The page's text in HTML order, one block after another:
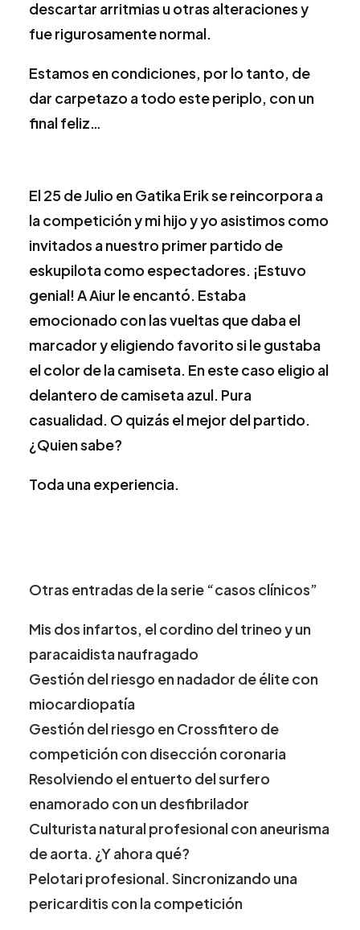
descartar arritmias u otras alteraciones y
fue rigurosamente normal.
Estamos en condiciones, por lo tanto, de
dar carpetazo a todo este periplo, con un
final feliz…
El 25 de Julio en Gatika Erik se reincorpora a
la competición y mi hijo y yo asistimos como
invitados a nuestro primer partido de
eskupilota como espectadores. ¡Estuvo
genial! A Aiur le encantó. Estaba
emocionado con las vueltas que daba el
marcador y eligiendo favorito si le gustaba
el color de la camiseta. En este caso eligio al
delantero de camiseta azul. Pura
casualidad. O quizás el mejor del partido.
¿Quien sabe?
Toda una experiencia.
Otras entradas de la serie “casos clínicos”
Mis dos infartos, el cordino del trineo y un
paracaidista naufragado
Gestión del riesgo en nadador de élite con
miocardiopatía
Gestión del riesgo en Crossfitero de
competición con disección coronaria
Resolviendo el entuerto del surfero
enamorado con un desfibrilador
Culturista natural profesional con aneurisma
de aorta. ¿Y ahora qué?
Pelotari profesional. Sincronizando una
pericarditis con la competición